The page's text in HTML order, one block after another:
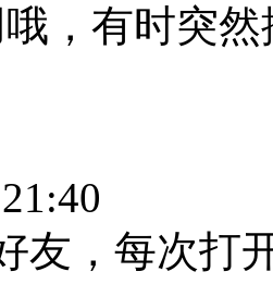
，有时突
友，每次打